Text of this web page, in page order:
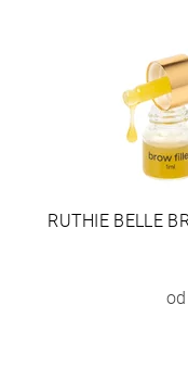
RUTHIE BELLE